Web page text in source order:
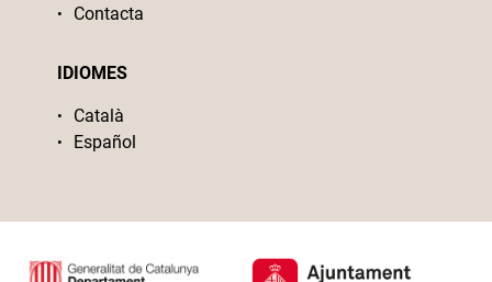
Contacta
IDIOMES
Català
Español